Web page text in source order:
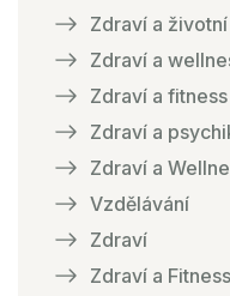
Zdraví a
Zdraví a
Zdraví a fitness
Zdraví a
Zdraví a
Vzdělávání
Zdraví
Zdraví a Fitness